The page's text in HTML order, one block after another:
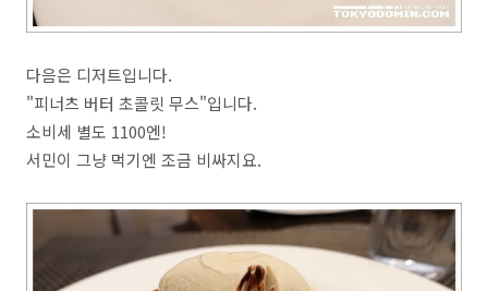
다음은 디저트입니다.
"피너츠 버터 초콜릿 무스"입니다.
소비세 별도 1100엔!
서민이 그냥 먹기엔 조금 비싸지요.